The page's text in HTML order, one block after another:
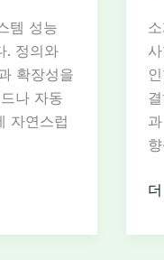
템 성능
. 정의와
확장성을
나 자동
자연스럽
테
트